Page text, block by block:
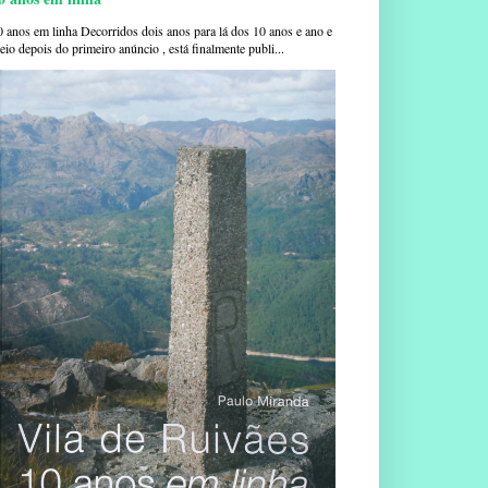
anos em linha Decorridos dois anos para lá dos 10 anos e ano e
depois do primeiro anúncio , está finalmente publi...